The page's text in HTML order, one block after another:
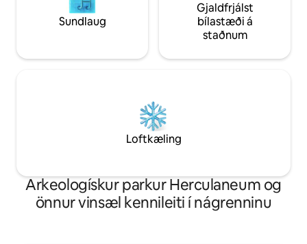
Sundlaug
Gjaldfrjálst
bílastæði á
staðnum
Loftkæling
Arkeologískur parkur Herculaneum og
önnur vinsæl kennileiti í nágrenninu